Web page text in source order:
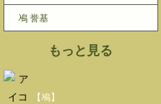
鳰 誉基
もっと見る
【鳰】